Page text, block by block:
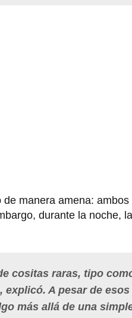
de manera amena:
durante la noche,
cositas raras, tipo
explicó. A pesar de
más allá de una